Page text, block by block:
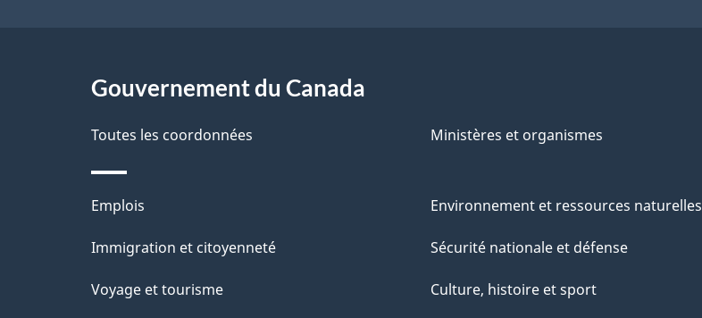
e
Gouvernement du Canada
Toutes les coordonnées Ministères et organismes
Thèmes
et
Emplois
Immigration et citoyenneté
Voyage et tourisme
Environnement et ressources naturelles
Sécurité nationale et défense
Culture, histoire et sport